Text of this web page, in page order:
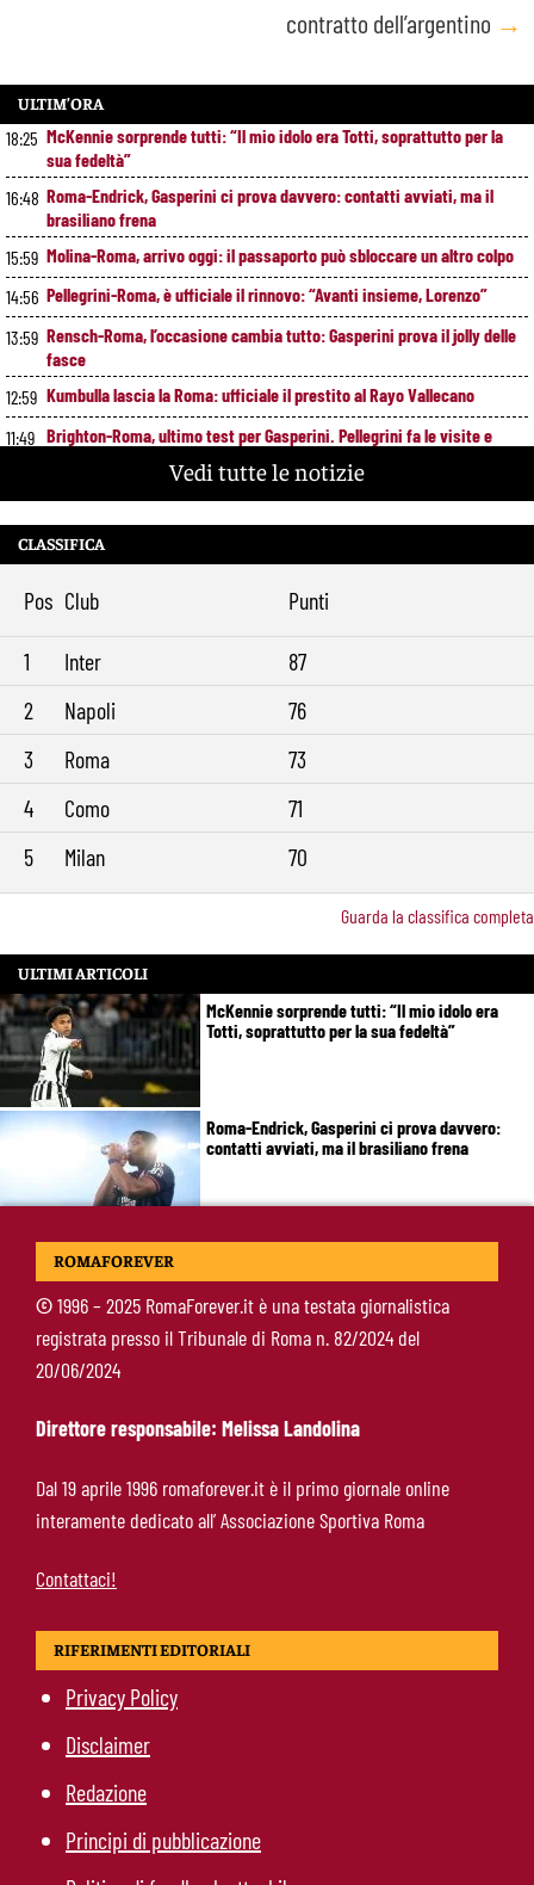
contratto dell’argentino →
ULTIM’ORA
18:25 McKennie sorprende tutti: “Il mio idolo era Totti, soprattutto per la
sua fedeltà”
16:48 Roma-Endrick, Gasperini ci prova davvero: contatti avviati, ma il
brasiliano frena
15:59 Molina-Roma, arrivo oggi: il passaporto può sbloccare un altro colpo
14:56 Pellegrini-Roma, è ufficiale il rinnovo: “Avanti insieme, Lorenzo”
13:59 Rensch-Roma, l’occasione cambia tutto: Gasperini prova il jolly delle
fasce
12:59 Kumbulla lascia la Roma: ufficiale il prestito al Rayo Vallecano
11:49 Brighton-Roma, ultimo test per Gasperini. Pellegrini fa le visite e
10:41
9:32
Mercato Roma, Gasperini aspetta ancora il suo trequartista: Nusa
Vedi tutte le notizie
CLASSIFICA
Pos Club Punti
1 Inter
87
2
Napoli
76
3
Roma
73
4
Como
71
5
Milan 70
Guarda la classifica completa
ULTIMI ARTICOLI
McKennie sorprende tutti: “Il mio idolo era
Totti, soprattutto per la sua fedeltà”
Roma-Endrick, Gasperini ci prova davvero:
contatti avviati, ma il brasiliano frena
Molina-Roma, arrivo oggi: il passaporto può
Rensch-Roma, l’occasione cambia tutto:
Gasperini prova il jolly delle fasce
ROMAFOREVER
©1996 – 2025 RomaForever.it è una testata giornalistica
registrata presso il Tribunale di Roma n. 82/2024 del
20/06/2024
Direttore responsabile: Melissa Landolina
Dal 19 aprile 1996 romaforever.it è il primo giornale online
interamente dedicato all’ Associazione Sportiva Roma
Contattaci!
RIFERIMENTI EDITORIALI
Privacy Policy
Disclaimer
Redazione
Principi di pubblicazione